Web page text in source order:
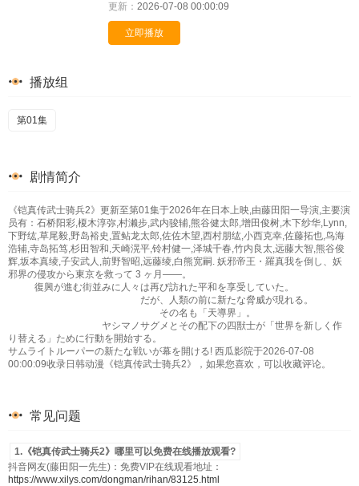
更新： 2026-07-08 00:00:09
立即播放
播放组
第01集
剧情简介
《铠真传武士骑兵2》更新至第01集于2026年在日本上映,由藤田阳一导演,主要演
员有：石桥阳彩,榎木淳弥,村濑步,武内骏辅,熊谷健太郎,增田俊树,木下纱华,Lynn,
下野纮,草尾毅,野岛裕史,置鲇龙太郎,佐佐木望,西村朋纮,小西克幸,佐藤拓也,鸟海
浩辅,寺岛拓笃,杉田智和,天崎滉平,铃村健一,泽城千春,竹内良太,远藤大智,熊谷俊
辉,坂本真绫,子安武人,前野智昭,远藤绫,白熊宽嗣. 妖邪帝王・羅真我を倒し、妖
邪界の侵攻から東京を救って 3 ヶ月――。
復興が進む街並みに人々は再び訪れた平和を享受していた。
だが、人類の前に新たな脅威が現れる。
その名も「天導界」。
ヤシマノサグメとその配下の四獣士が「世界を新しく作
り替える」ために行動を開始する。
サムライトルーパーの新たな戦いが幕を開ける! 西瓜影院于2026-07-08
00:00:09收录日韩动漫《铠真传武士骑兵2》，如果您喜欢，可以收藏评论。
常见问题
1.《铠真传武士骑兵2》哪里可以免费在线播放观看?
抖音网友(藤田阳一先生)：免费VIP在线观看地址：
https://www.xilys.com/dongman/rihan/83125.html